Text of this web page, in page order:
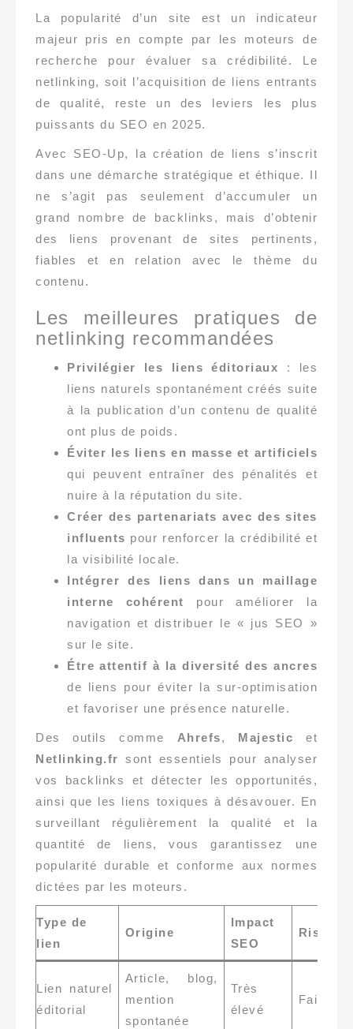
La popularité d’un site est un indicateur
majeur pris en compte par les moteurs de
recherche pour évaluer sa crédibilité. Le
netlinking, soit l’acquisition de liens entrants
de qualité, reste un des leviers les plus
puissants du SEO en 2025.
Avec SEO-Up, la création de liens s’inscrit
dans une démarche stratégique et éthique. Il
ne s’agit pas seulement d’accumuler un
grand nombre de backlinks, mais d’obtenir
des liens provenant de sites pertinents,
fiables et en relation avec le thème du
contenu.
Les meilleures pratiques de
netlinking recommandées
Privilégier les liens éditoriaux : les
liens naturels spontanément créés suite
à la publication d’un contenu de qualité
ont plus de poids.
Éviter les liens en masse et artificiels
qui peuvent entraîner des pénalités et
nuire à la réputation du site.
Créer des partenariats avec des sites
influents pour renforcer la crédibilité et
la visibilité locale.
Intégrer des liens dans un maillage
interne cohérent
pour améliorer la
navigation et distribuer le « jus SEO »
sur le site.
Étre attentif à la diversité des ancres
de liens pour éviter la sur-optimisation
et favoriser une présence naturelle.
Des outils comme Ahrefs, Majestic et
Netlinking.fr sont essentiels pour analyser
vos backlinks et détecter les opportunités,
ainsi que les liens toxiques à désavouer. En
surveillant régulièrement la qualité et la
quantité de liens, vous garantissez une
popularité durable et conforme aux normes
dictées par les moteurs.
Type de
lien
Origine
Impact
SEO
Risque
Lien naturel
éditorial
Article, blog,
mention
spontanée
Très
élevé
Faible